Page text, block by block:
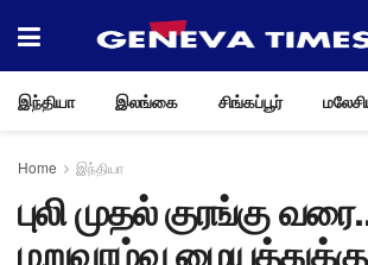
இந்தியா இலங்கை சிங்கப்பூர்
Home இந்தியா
புலி முதல் குரங்கு
மறுவாழ்வு